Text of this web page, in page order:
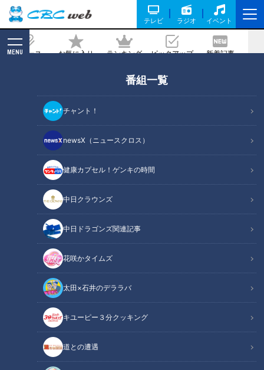
テレビ ラジオ イベント
ニュース お気に入り ランキング ピックアップ 新着記事
MENU
番組一覧
チャント！
newsX（ニュースクロス）
健康カプセル！ゲンキの時間
中日クラウンズ
中日ドラゴンズ関連記事
花咲かタイムズ
太田×石井のデララバ
キユーピー３分クッキング
道との遭遇
る足首」かも？「ねんざ」放置は危険！
足首トラブルの原因や解決法
2025/06/29 07:10
CBCテレビ『健康カプセル！ゲンキの時間』
健康カプセル！ゲンキの時間
「健康カプセル！ゲンキの時間」アーカイブ